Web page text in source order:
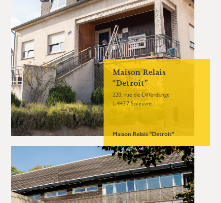
Maison Relais
“Detroit”
220, rue de Differdange
L-4437 Soleuvre
Maison Relais "Detroit"